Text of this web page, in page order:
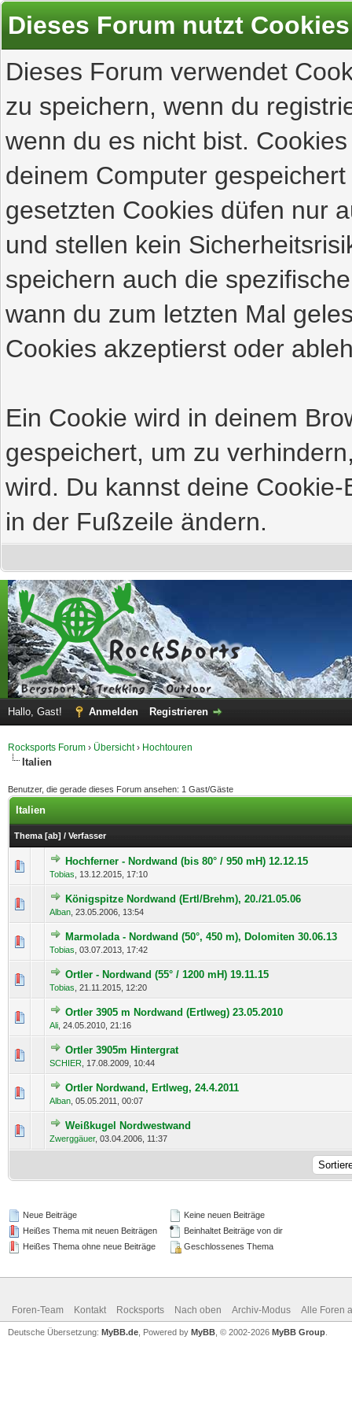
Dieses Forum nutzt Cookies
Dieses Forum verwendet
zu speichern, wenn du
wenn du es nicht bist.
deinem Computer
gesetzten Cookies düfen nur
und stellen kein
speichern auch die
wann du zum letzten Mal
Cookies akzeptierst oder
Ein Cookie wird in deinem
gespeichert, um zu
wird. Du kannst deine
in der Fußzeile ändern.
Hallo, Gast! Anmelden Registrieren
Rocksports Forum › Übersicht› Hochtouren
Italien
Benutzer, die gerade dieses Forum ansehen: 1 Gast/Gäste
Italien
Thema [ab] / Verfasser
Hochferner - Nordwand (bis 80° / 950 mH) 12.12.15
Tobias 13.12.2015, 17:10
0 Bewertung(en) - 0 von 5 durchschnittlich
12 345
Königspitze Nordwand (Ertl/Brehm), 20./21.05.06
Alban 23.05.2006, 13:54
0 Bewertung(en) - 0 von 5 durchschnittlich
12 345
Marmolada - Nordwand (50°, 450 m), Dolomiten 30.06.13
Tobias 03.07.2013, 17:42
0 Bewertung(en) - 0 von 5 durchschnittlich
12 345
Ortler - Nordwand (55° / 1200 mH) 19.11.15
Tobias 21.11.2015, 12:20
0 Bewertung(en) - 0 von 5 durchschnittlich
1 2 345
Ortler 3905 m Nordwand (Ertlweg) 23.05.2010
Ali 24.05.2010, 21:16
0 Bewertung(en) - 0 von 5 durchschnittlich
123 45
Ortler 3905m Hintergrat
SCHIER 17.08.2009, 10:44
0 Bewertung(en) - 0 von 5 durchschnittlich
123
Ortler Nordwand, Ertlweg, 24.4.2011
Alban 05.05.2011, 00:07
0 Bewertung(en) - 0 von 5 durchschnittlich
1234 5
Weißkugel Nordwestwand
Zwerggäuer, 03.04.2006, 11:37
0 Bewertung(en) - 0 von 5 durchschnittlich
1234
Neue Beiträge
Heißes Thema mit neuen Beiträgen
Heißes Thema ohne neue Beiträge
Keine neuen Beiträge
Beinhaltet Beiträge von dir
Geschlossenes Thema
Foren-Team Kontakt Rocksports Nach oben Archiv-Modus Alle Foren
Deutsche Übersetzung: MyBB.de , Powered by MyBB , © 2002-2026 MyBB Group